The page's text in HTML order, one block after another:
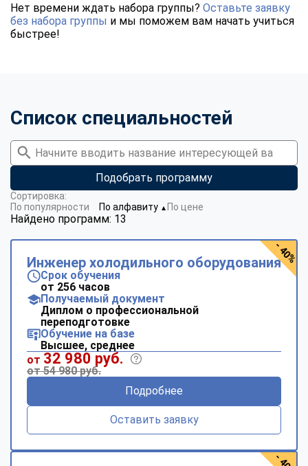
Нет времени ждать набора группы? Оставьте заявку
без набора группы и мы поможем вам начать учиться
быстрее!
Список специальностей
Подобрать программу
Найдено программ: 13
Сортировка:
По популярности
По алфавиту ▼ По цене
Инженер холодильного оборудования
Срок обучения
от 256 часов
Получаемый документ
Диплом о профессиональной
переподготовке
Обучение на базе
Высшее, среднее
от 32 980 руб.
от 54 980 руб.
Подробнее
Оставить заявку
- 40%